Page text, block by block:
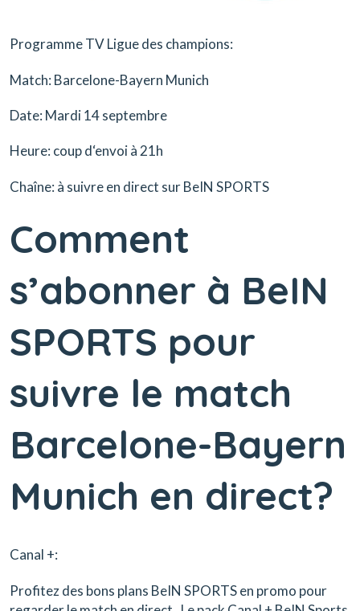
Programme TV Ligue des champions:
Match: Barcelone-Bayern Munich
Date: Mardi 14 septembre
Heure: coup d‘envoi à 21h
Chaîne: à suivre en direct sur BeIN SPORTS
Comment
s’abonner à BeIN
SPORTS pour
suivre le match
Barcelone-Bayern
Munich en direct?
Canal +:
Profitez des bons plans BeIN SPORTS en promo pour